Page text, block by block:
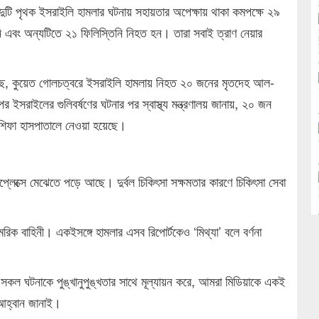
পৃথক ইসরাইলি হামলার ঘটনায় সহায়তার অপেক্ষায় থাকা কমপক্ষে ২৯
অন্যটিতে ২১ ফিলিস্তিনি নিহত হন। তারা সবাই ত্রাণ নেয়ার
কুয়েত গোলচত্বরে ইসরাইলি হামলায় নিহত ২০ জনের মৃতদেহ আল-
ইসরাইলের গুলিবর্ষণের ঘটনার পর স্বাস্থ্য মন্ত্রণালয় জানায়, ২০ জন
হাসপাতালে নেওয়া হয়েছে।
মেঝেতে পড়ে আছে। দুর্বল চিকিৎসা সক্ষমতার কারণে চিকিৎসা সেবা
বাহিনী। একইসঙ্গে হামলার এসব রিপোর্টকেও ‘মিথ্যা’ বলে বর্ণনা
ঘটনাকে পুঙ্খানুপুঙ্খতার সাথে মূল্যায়ন করে, আমরা মিডিয়াকে একই
জানাই।